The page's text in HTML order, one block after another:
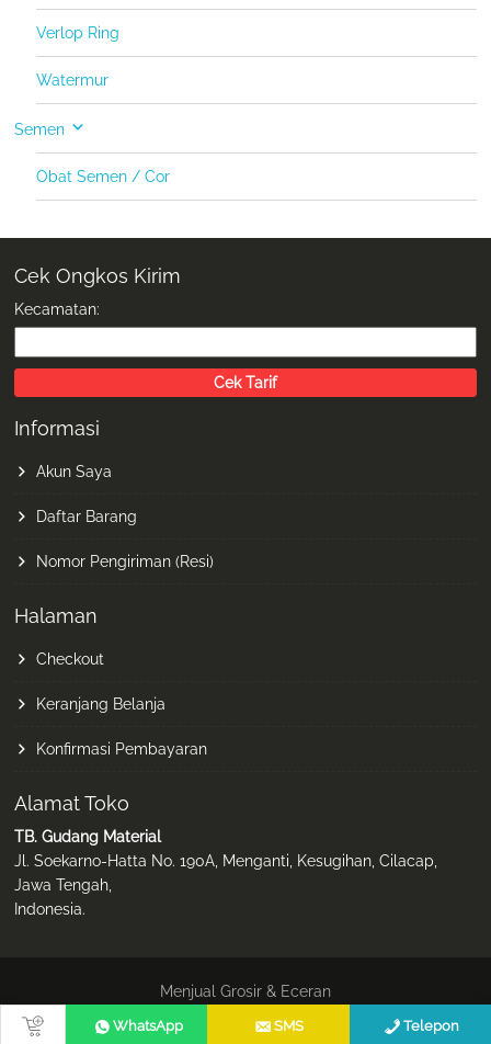
WhatsApp SMS Telepon
Verlop Ring
Watermur
Semen
Obat Semen / Cor
Cek Ongkos Kirim
Kecamatan:
Informasi
Akun Saya
Daftar Barang
Nomor Pengiriman (Resi)
Halaman
Checkout
Keranjang Belanja
Konfirmasi Pembayaran
Alamat Toko
TB. Gudang Material
Jl. Soekarno-Hatta No. 190A, Menganti, Kesugihan, Cilacap,
Jawa Tengah,
Indonesia.
Menjual Grosir & Eceran
© Theme: AskNet Store, oleh Netrix Ken